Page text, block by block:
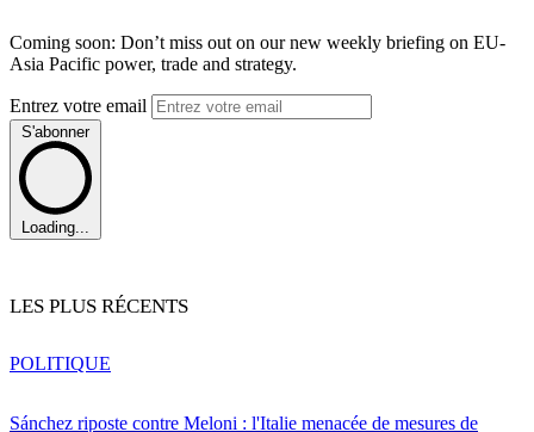
Coming soon: Don’t miss out on our new weekly briefing on EU-
Asia Pacific power, trade and strategy.
Entrez votre email
S'abonner
Loading...
LES PLUS RÉCENTS
Sánchez riposte contre Meloni : l'Italie menacée de mesures de
POLITIQUE